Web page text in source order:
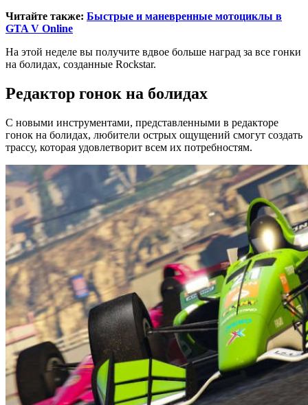
Читайте также: Быстрые и маневренные мотоциклы в
GTA V Online
На этой неделе вы получите вдвое больше наград за все гонки
на болидах, созданные Rockstar.
Редактор гонок на болидах
С новыми инструментами, представленными в редакторе
гонок на болидах, любители острых ощущений смогут создать
трассу, которая удовлетворит всем их потребностям.